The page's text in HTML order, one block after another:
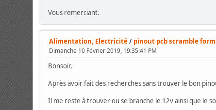
Vous remerciant.
Alimentation, Electricité/ pinout pcb scramble
Dimanche 10 Février 2019, 19:35:41 PM
Bonsoir,
Après avoir fait des recherches sans trouver le bon
Il me reste à trouver ou se branche le 12v ainsi que le